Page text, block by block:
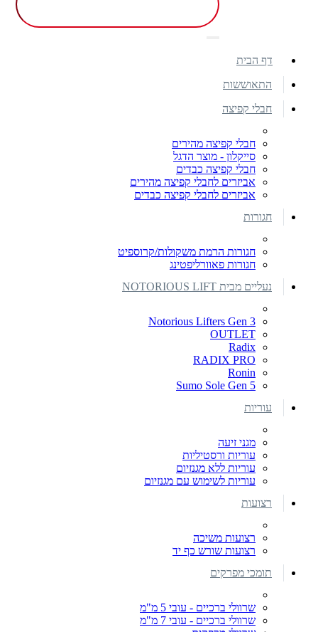
דף הבית
התאוששות
חבלי קפיצה
חבלי קפיצה מהירים
סייקלון - מוצר הדגל
חבלי קפיצה כבדים
אביזרים לחבלי קפיצה מהירים
אביזרים לחבלי קפיצה כבדים
חגורות
חגורות הרמת משקולות/קרוספיט
חגורות פאוורליפטינג
נעליים מבית NOTORIOUS LIFT
Notorious Lifters Gen 3
OUTLET
Radix
RADIX PRO
Ronin
Sumo Sole Gen 5
עוריות
מגני זיעה
עוריות ורסטיליות
עוריות ללא מגנזיום
עוריות לשימוש עם מגנזיום
רצועות
רצועות משיכה
רצועות שורש כף יד
תומכי מפרקים
שרוולי ברכיים - עובי 5 מ"מ
שרוולי ברכיים - עובי 7 מ"מ